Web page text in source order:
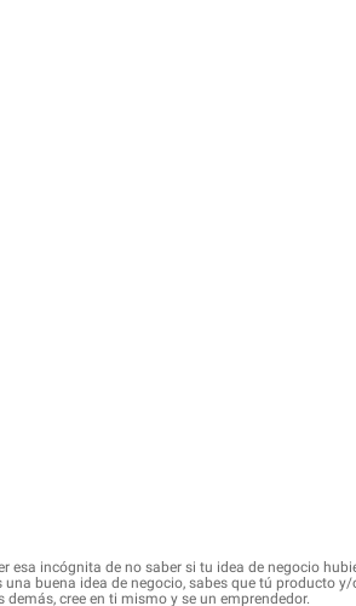
esa incógnita de no saber si tu idea de negocio
una buena idea de negocio, sabes que tú producto
cree en ti mismo y se un emprendedor.